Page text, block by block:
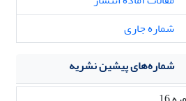
شماره جاری
شماره‌های پیشین نشریه